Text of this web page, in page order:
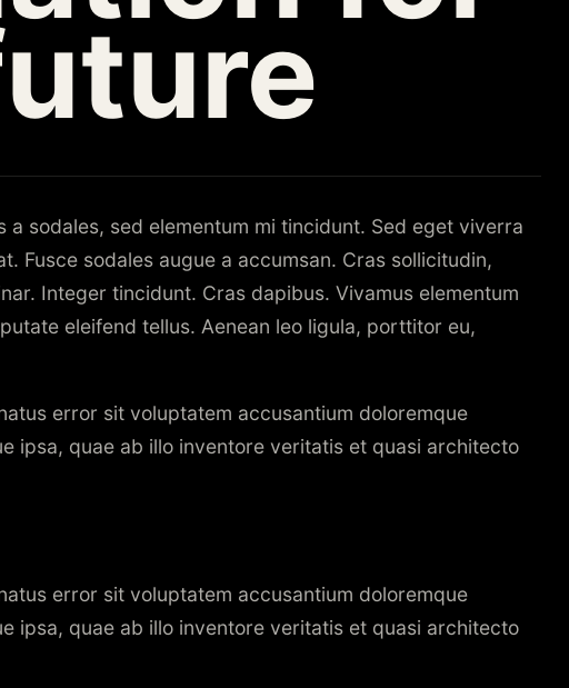
a sodales, sed elementum mi tincidunt. Sed eget viverra
Fusce sodales augue a accumsan. Cras sollicitudin,
Integer tincidunt. Cras dapibus. Vivamus elementum
eleifend tellus. Aenean leo ligula, porttitor eu,
error sit voluptatem accusantium doloremque
ipsa, quae ab illo inventore veritatis et quasi architecto
error sit voluptatem accusantium doloremque
ipsa, quae ab illo inventore veritatis et quasi architecto